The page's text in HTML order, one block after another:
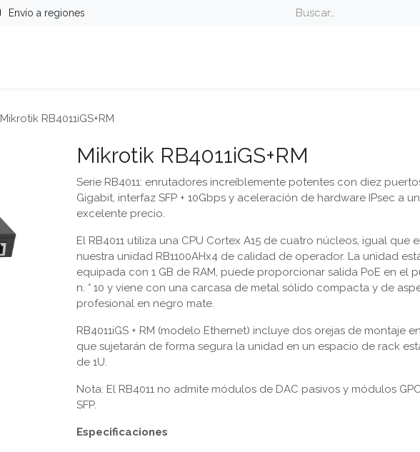
Envío a regiones
Mikrotik RB4011iGS+RM
Mikrotik RB4011iGS+RM
Serie RB4011: enrutadores increíblemente potentes con diez
Gigabit, interfaz SFP + 10Gbps y aceleración de hardware IPsec a un
excelente precio.
El RB4011 utiliza una CPU Cortex A15 de cuatro núcleos, igual que
nuestra unidad RB1100AHx4 de calidad de operador. La unidad
equipada con 1 GB de RAM, puede proporcionar salida PoE en el
n. ° 10 y viene con una carcasa de metal sólido compacta y de
profesional en negro mate.
RB4011iGS + RM (modelo Ethernet) incluye dos orejas de montaje
que sujetarán de forma segura la unidad en un espacio de rack
de 1U.
Nota: El RB4011 no admite módulos de DAC pasivos y módulos
SFP.
Especificaciones